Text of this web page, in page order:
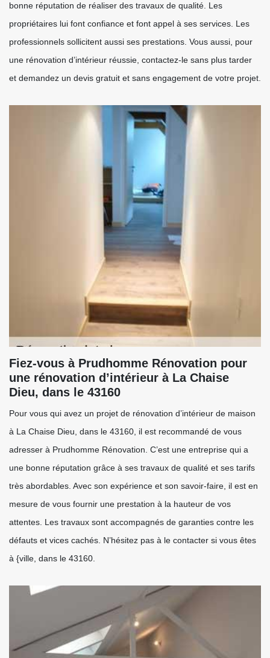
bonne réputation de réaliser des travaux de qualité. Les
propriétaires lui font confiance et font appel à ses services. Les
professionnels sollicitent aussi ses prestations. Vous aussi, pour
une rénovation d’intérieur réussie, contactez-le sans plus tarder
et demandez un devis gratuit et sans engagement de votre projet.
Fiez-vous à Prudhomme Rénovation pour
une rénovation d’intérieur à La Chaise
Dieu, dans le 43160
Pour vous qui avez un projet de rénovation d’intérieur de maison
à La Chaise Dieu, dans le 43160, il est recommandé de vous
adresser à Prudhomme Rénovation. C’est une entreprise qui a
une bonne réputation grâce à ses travaux de qualité et ses tarifs
très abordables. Avec son expérience et son savoir-faire, il est en
mesure de vous fournir une prestation à la hauteur de vos
attentes. Les travaux sont accompagnés de garanties contre les
défauts et vices cachés. N’hésitez pas à le contacter si vous êtes
à {ville, dans le 43160.